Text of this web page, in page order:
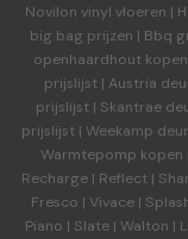
Novilon vinyl vloeren |
big bag prijzen | Bbq
openhaardhout kopen
prijslijst | Austria
prijslijst | Skantrae
prijslijst| Weekamp
Warmtepomp kopen
Recharge| Reflect|
Fresco | Vivace |
Piano | Slate| Walton |